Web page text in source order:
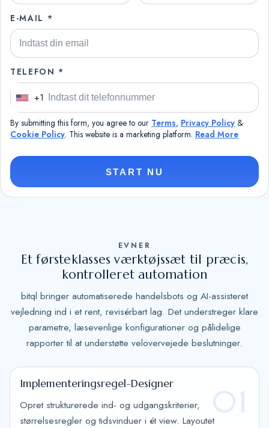
E-MAIL *
TELEFON *
U
n
i
S
e
1
+1
By submitting this form, you agree to our Terms, Privacy Policy &
Cookie Policy. This website is a marketing platform. Read More
START NU
EVNER
Et førsteklasses værktøjssæt til præcis,
kontrolleret automation
bitql bringer automatiserede handelsbots og AI-assisteret
vejledning ind i et rent, revisérbart lag. Det understreger klare
parametre, læsevenlige konfigurationer og pålidelige
rapporter til at understøtte velovervejede beslutninger.
01
Implementeringsregel-Designer
Opret strukturerede ind- og udgangskriterier,
størrelsesregler og tidsvinduer i ét view. Layoutet